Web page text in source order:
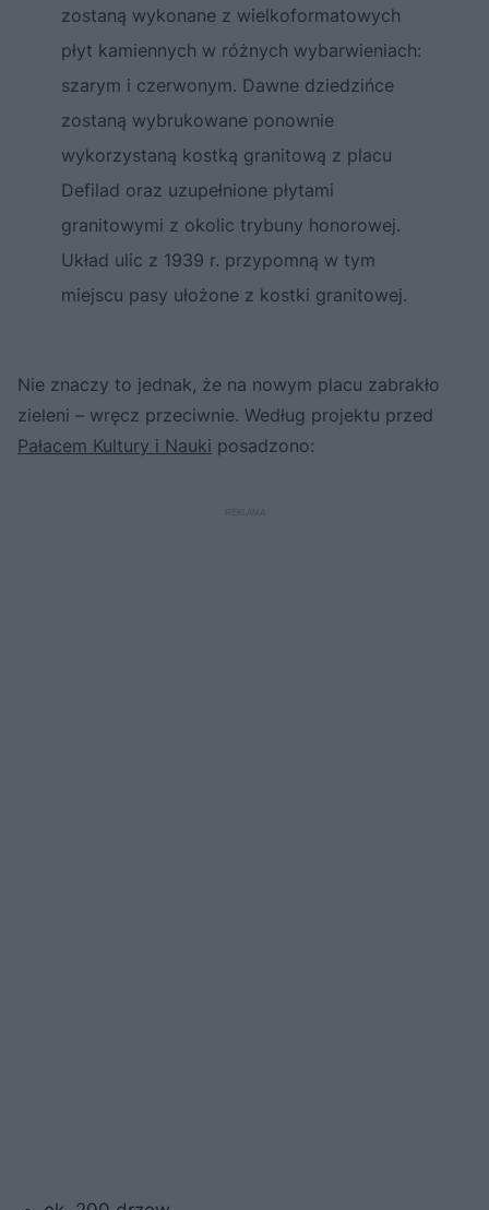
zostaną wykonane z wielkoformatowych
płyt kamiennych w różnych wybarwieniach:
szarym i czerwonym. Dawne dziedzińce
zostaną wybrukowane ponownie
wykorzystaną kostką granitową z placu
Defilad oraz uzupełnione płytami
granitowymi z okolic trybuny honorowej.
Układ ulic z 1939 r. przypomną w tym
miejscu pasy ułożone z kostki granitowej.
Nie znaczy to jednak, że na nowym placu zabrakło
zieleni – wręcz przeciwnie. Według projektu przed
Pałacem Kultury i Nauki posadzono: